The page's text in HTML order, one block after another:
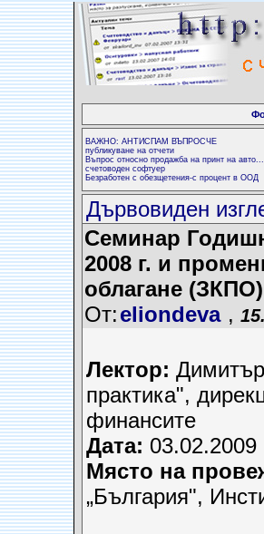
ВАЖНО: АНТИСПАМ ВЪПРОСЧЕ
публикуване на отчети
Въпрос относно продажба на принт на авто...
счетоводен софтуер
Безработен с обезщетения-с процент в ООД
Дървовиден
Семинар
2008 г. и
облагане (ЗКПО)
От:eliondeva,
Лектор:
практика",
финансите
Дата: 03.02.2009
Място на
„България",